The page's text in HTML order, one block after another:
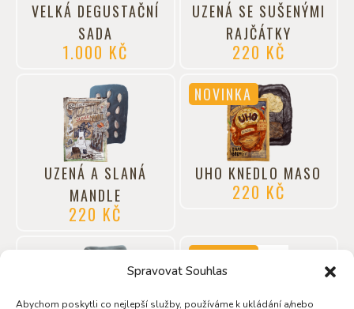
Spravovat Souhlas
Abychom poskytli co nejlepší služby, používáme k ukládání a/nebo
VELKÁ DEGUSTAČNÍ
SADA
1.000 KČ
UZENÁ SE SUŠENÝMI
RAJČÁTKY
220 KČ
UZENÁ A SLANÁ
MANDLE
220 KČ
NOVINKA
UHO KNEDLO MASO
220 KČ
NOVINKA